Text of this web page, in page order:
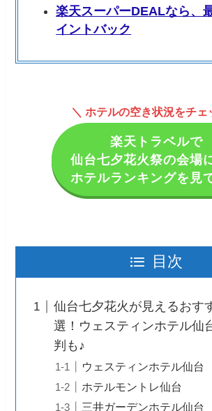
楽天スーパーDEALなら、
イントバック
＼ ホテルの空き状況をチェ
楽天トラベルで
仙台七夕花火祭の会場
ホテルランキングを見
目次
仙台七夕花火が見えるおす
選！ウェスティンホテル仙
判も♪
ウェスティンホテル仙台
ホテルモントレ仙台
三井ガーデンホテル仙台